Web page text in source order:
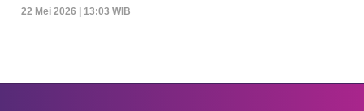
22 Mei 2026 | 13:03 WIB